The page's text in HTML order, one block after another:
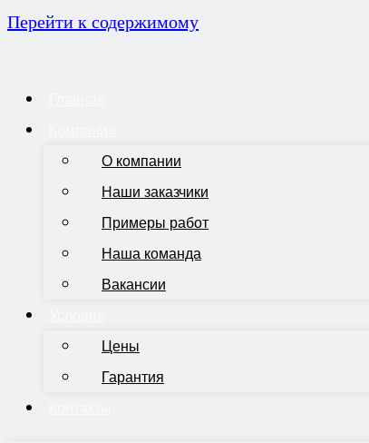
Перейти к содержимому
О компании
Наши заказчики
Примеры работ
Наша команда
Вакансии
Цены
Гарантия